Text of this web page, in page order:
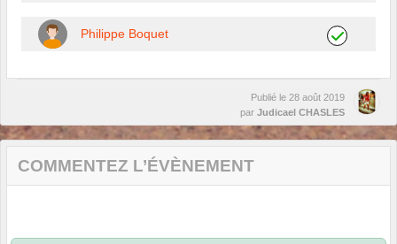
Philippe Boquet
Publié le 28 août 2019
par Judicael CHASLES
COMMENTEZ L’ÉVÈNEMENT